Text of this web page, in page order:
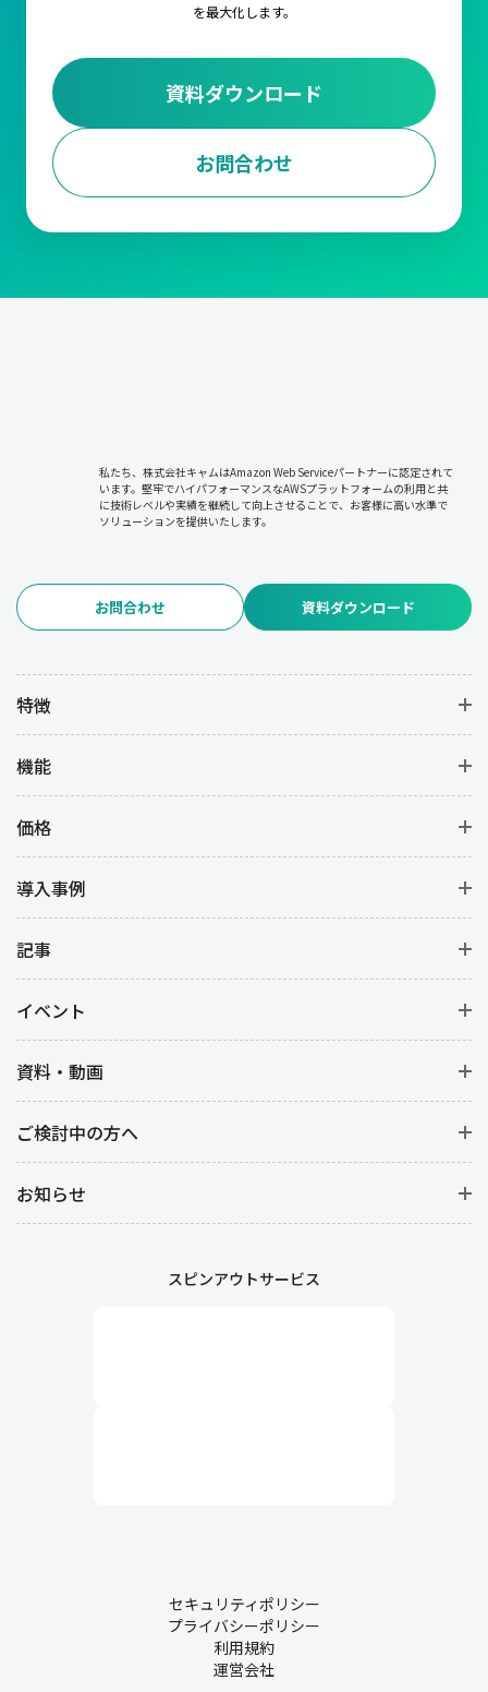
を最大化します。
資料ダウンロード
お問合わせ
私たち、株式会社キャムはAmazon Web Serviceパートナーに認定されて
います。堅牢でハイパフォーマンスなAWSプラットフォームの利用と共
に技術レベルや実績を継続して向上させることで、お客様に高い水準で
ソリューションを提供いたします。
お問合わせ 資料ダウンロード
特徴
機能
価格
導入事例
記事
イベント
資料・動画
ご検討中の方へ
お知らせ
スピンアウトサービス
セキュリティポリシー
プライバシーポリシー
利用規約
運営会社